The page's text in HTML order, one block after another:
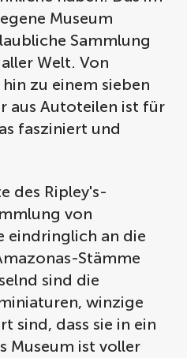
Museum
Sammlung
Welt. Von
zu einem sieben
aus Autoteilen ist für
fasziniert und
des Ripley's-
von
eindringlich an die
Stämme
sind die
winzige
sind, dass sie in ein
Museum ist voller